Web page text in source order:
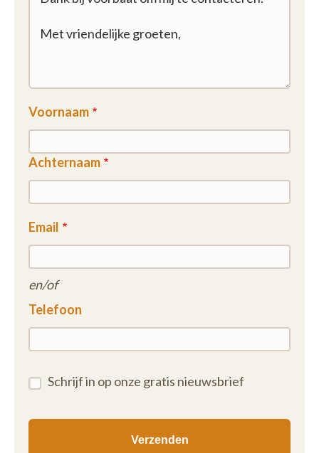
Voornaam
Achternaam
Email
en/of
Telefoon
Schrijf in op onze gratis nieuwsbrief